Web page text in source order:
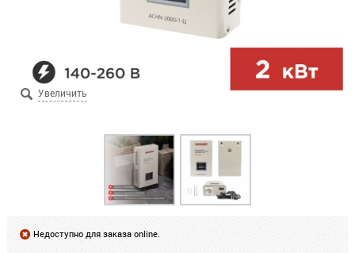
Недоступно для заказа online.